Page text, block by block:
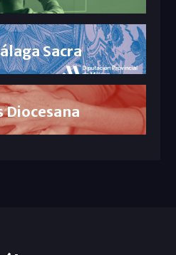
Sacra
Diocesana